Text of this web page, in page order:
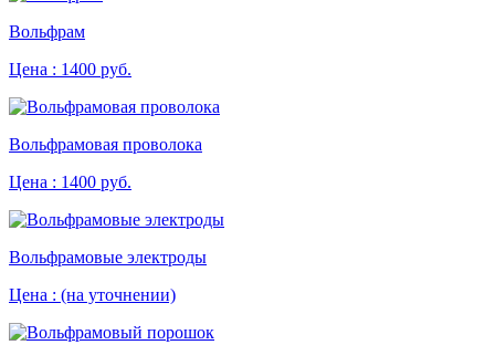
Вольфрам
Цена : 1400 руб.
Вольфрамовая проволока
Цена : 1400 руб.
Вольфрамовые электроды
Цена : (на уточнении)